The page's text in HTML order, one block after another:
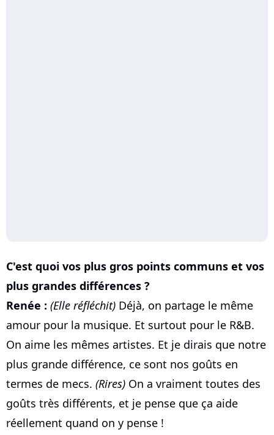
C'est quoi vos plus gros points communs et vos
plus grandes différences ?
Renée : (Elle réfléchit) Déjà, on partage le même
amour pour la musique. Et surtout pour le R&B.
On aime les mêmes artistes. Et je dirais que notre
plus grande différence, ce sont nos goûts en
termes de mecs. (Rires) On a vraiment toutes des
goûts très différents, et je pense que ça aide
réellement quand on y pense !